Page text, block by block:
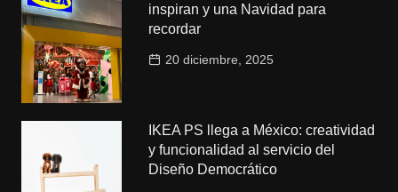
inspiran y una Navidad para
recordar
20 diciembre, 2025
IKEA PS llega a México: creatividad
y funcionalidad al servicio del
Diseño Democrático